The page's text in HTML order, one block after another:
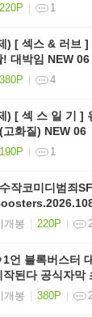
220P 1
) [ 섹스 & 러브 ]
! 대박임 NEW 06
380P 4
) [ 섹 스 일 기 ]
화질) NEW 06
190P 1
작코미디범죄
개봉 220P
록버스터 대작 지상 최대의
지금시작된
개봉 380P